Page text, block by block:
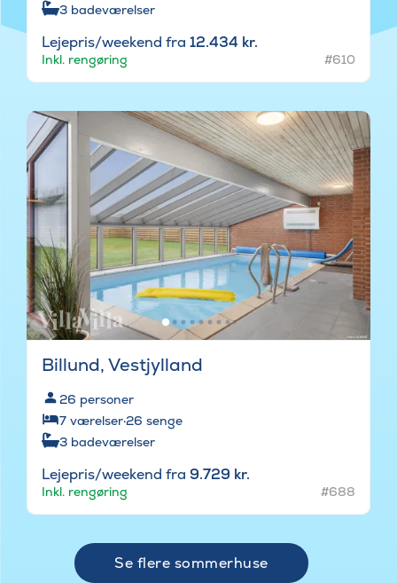
3 badeværelser
Lejepris/weekend fra 12.434 kr.
Inkl. rengøring #610
Billund, Vestjylland
26 personer
7 værelser·26 senge
3 badeværelser
Lejepris/weekend fra 9.729 kr.
Inkl. rengøring #688
Se flere sommerhuse